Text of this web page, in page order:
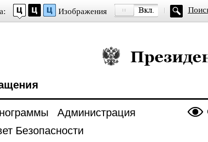
Изображения
Президент России —
Администрация
Безопасности